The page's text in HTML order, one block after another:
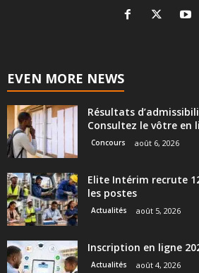
EVEN MORE NEWS
Résultats
Consultez le vôtre en
Concours août 6, 2026
Elite Intérim recrute
les postes
Actualités août 5, 2026
Inscription en ligne
Actualités août 4, 2026